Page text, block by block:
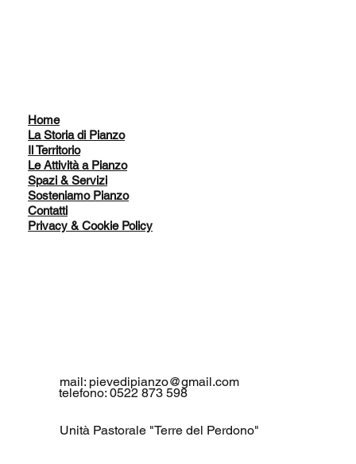
Home
La Storia di Pianzo
Il Territorio
Le Attività a Pianzo
Spazi & Servizi
Sosteniamo Pianzo
Contatti
Privacy & Cookie Policy
mail: pievedipianzo@gmail.com
telefono: 0522 873 598
Unità Pastorale "Terre del Perdono"